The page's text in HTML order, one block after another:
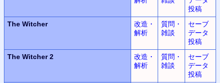
投稿
The Witcher
改造・
解析
質問・
雑談
セーブ
データ
投稿
The Witcher 2
改造・
解析
質問・
雑談
セーブ
データ
投稿